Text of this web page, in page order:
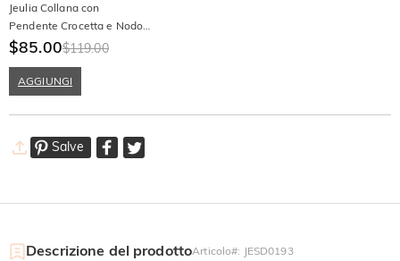
Jeulia Collana con
Pendente Crocetta e Nodo
in Argento Sterling
$85.00$119.00
AGGIUNGI
Salve
Descrizione del prodottoArticolo#: JESD0193